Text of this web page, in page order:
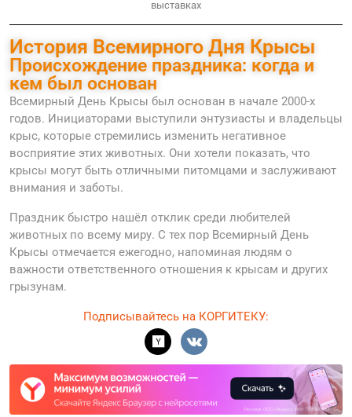
выставках
История Всемирного Дня Крысы
Происхождение праздника: когда и
кем был основан
Всемирный День Крысы был основан в начале 2000-х
годов. Инициаторами выступили энтузиасты и владельцы
крыс, которые стремились изменить негативное
восприятие этих животных. Они хотели показать, что
крысы могут быть отличными питомцами и заслуживают
внимания и заботы.
Праздник быстро нашёл отклик среди любителей
животных по всему миру. С тех пор Всемирный День
Крысы отмечается ежегодно, напоминая людям о
важности ответственного отношения к крысам и других
грызунам.
Подписывайтесь на КОРГИТЕКУ: